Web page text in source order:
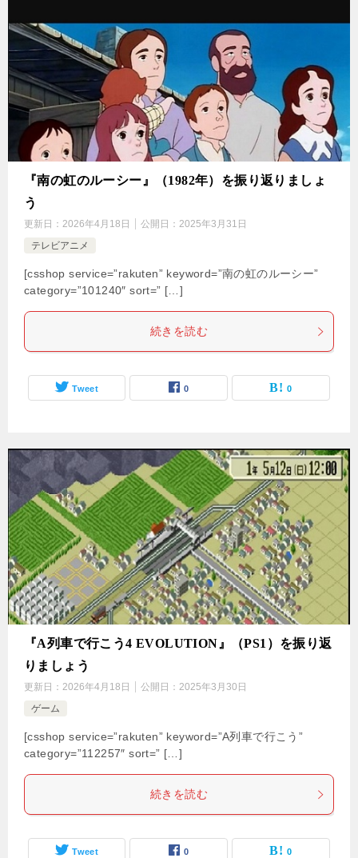
『南の虹のルーシー』（1982年）を振り返りましょ
う
更新日： 2026年4月18日 公開日： 2025年3月31日
テレビアニメ
[csshop service=”rakuten” keyword=”南の虹のルーシー”
category=”101240″ sort=” […]
続きを読む
Tweet 0 0
『A列車で行こう4 EVOLUTION』（PS1）を振り返
りましょう
更新日： 2026年4月18日 公開日： 2025年3月30日
ゲーム
[csshop service=”rakuten” keyword=”A列車で行こう”
category=”112257″ sort=” […]
続きを読む
Tweet 0 0